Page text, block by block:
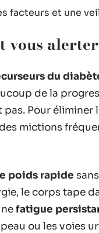
facteurs et une
vous
du
de la
Pour éliminer
mictions
poids rapide
le corps tape
fatigue
ou les voies